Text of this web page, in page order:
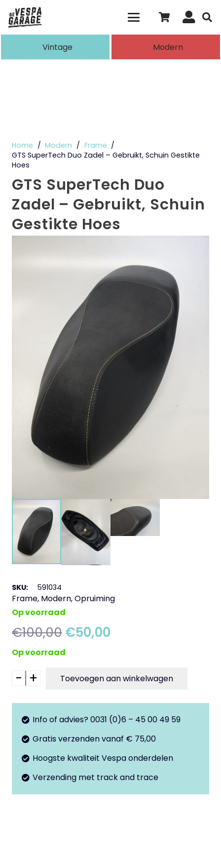
de resultaten voor automatisch
Vintage Modern
Home / Modern / Frame /
GTS SuperTech Duo Zadel – Gebruikt, Schuin Gestikte
Hoes
GTS SuperTech Duo
Zadel – Gebruikt, Schuin
Gestikte Hoes
SKU: 591034
Frame, Modern,Opruiming
Op voorraad
€100,00Oorspronkelijke
prijs
was:
€100,00.
€50,00
€50,00.
Op voorraad
GTS
Duo
Zadel
Gebruikt,
Schuin
Gestikte
- + Toevoegen aan winkelwagen
Info of advies? 0031 (0)6 – 45 00 49 59
Gratis verzenden vanaf € 75,00
Hoogste kwaliteit Vespa onderdelen
Verzending met track and trace